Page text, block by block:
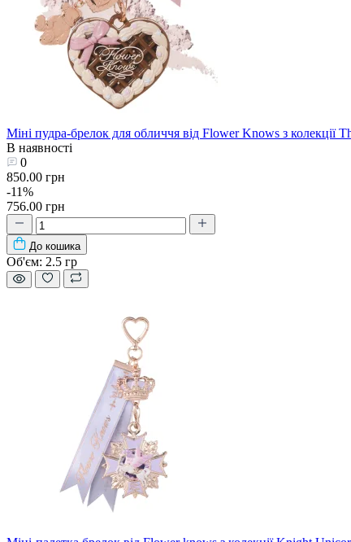
Міні пудра-брелок для обличчя від Flower Knows з колекції
В наявності
0
850.00 грн
-11%
756.00 грн
До кошика
Об'єм: 2.5 гр